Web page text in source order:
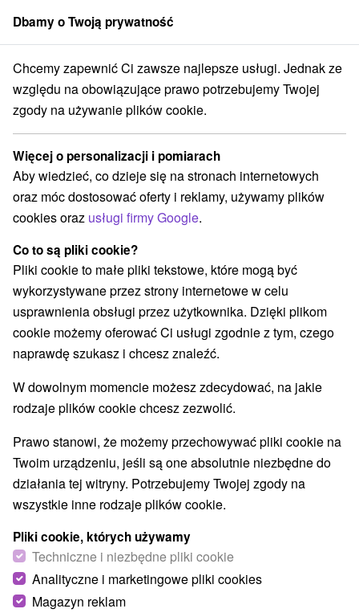
członek grupySorger
na Słowacji Stredné Slovensko Žilinský kraj Martin
Zakwaterowanie na Słowacji Martin
Kategorie
Wszystkie kategorie
Apartmány(2)
Chaty na prenájom(14) Drevenice
Priváty
Wybierz lokalizację lub datę
WSZYSTKO TOP - BESTSELLERY NAJTAŃSZE
Dbamy o Twoją prywatność
Chcemy zapewnić Ci zawsze najlepsze usługi. Jednak ze
względu na obowiązujące prawo potrzebujemy Twojej
zgody na używanie plików cookie.
Więcej o personalizacji i pomiarach
Aby wiedzieć, co dzieje się na stronach internetowych
oraz móc dostosować oferty i reklamy, używamy plików
cookies oraz usługi firmy Google.
Co to są pliki cookie?
Pliki cookie to małe pliki tekstowe, które mogą być
wykorzystywane przez strony internetowe w celu
usprawnienia obsługi przez użytkownika. Dzięki plikom
cookie możemy oferować Ci usługi zgodnie z tym, czego
naprawdę szukasz i chcesz znaleźć.
W dowolnym momencie możesz zdecydować, na jakie
rodzaje plików cookie chcesz zezwolić.
Prawo stanowi, że możemy przechowywać pliki cookie na
Twoim urządzeniu, jeśli są one absolutnie niezbędne do
działania tej witryny. Potrzebujemy Twojej zgody na
wszystkie inne rodzaje plików cookie.
Pliki cookie, których używamy
Techniczne i niezbędne pliki cookie
Analityczne i marketingowe pliki cookies
Magazyn reklam